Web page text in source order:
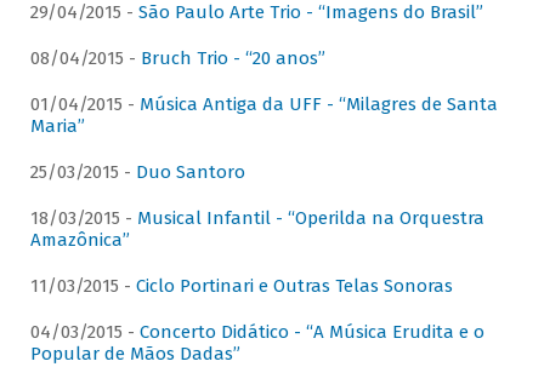
29/04/2015 - São Paulo Arte Trio - “Imagens do Brasil”
08/04/2015 - Bruch Trio - “20 anos”
01/04/2015 - Música Antiga da UFF - “Milagres de Santa
Maria”
25/03/2015 - Duo Santoro
18/03/2015 - Musical Infantil - “Operilda na Orquestra
Amazônica”
11/03/2015 - Ciclo Portinari e Outras Telas Sonoras
04/03/2015 - Concerto Didático - “A Música Erudita e o
Popular de Mãos Dadas”